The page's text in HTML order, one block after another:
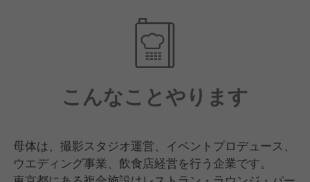
こんなことやります
母体は、撮影スタジオ運営、イベントプロデュース、
ウエディング事業、飲食店経営を行う企業です。